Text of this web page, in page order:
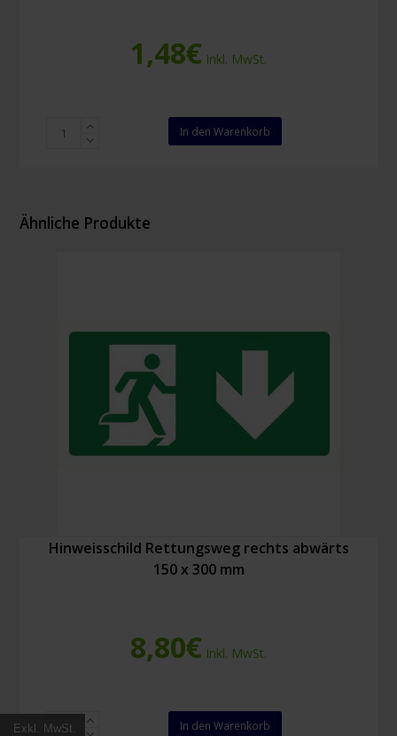
Exkl. MwSt.
1,48€ Inkl. MwSt.
Piktogramm
Aufkleber
100
In den Warenkorb
Ähnliche Produkte
Hinweisschild Rettungsweg rechts abwärts
150 x 300 mm
8,80€ Inkl. MwSt.
Hinweisschild
In den Warenkorb